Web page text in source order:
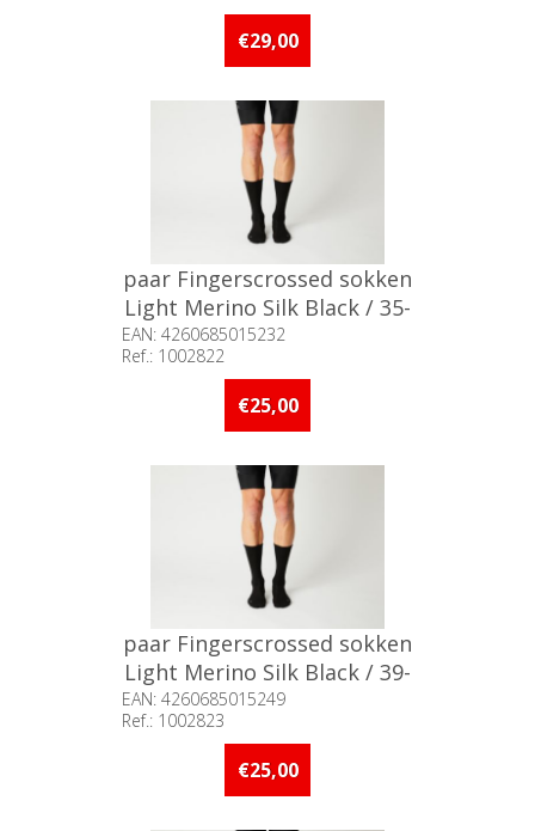
Beschikbaarheid:: Niet voorradig
€29,00
paar Fingerscrossed sokken
Light Merino Silk Black / 35-
38
EAN: 4260685015232
Ref.: 1002822
Beschikbaarheid:: 5 stuks of
meer op voorraad
€25,00
paar Fingerscrossed sokken
Light Merino Silk Black / 39-
42
EAN: 4260685015249
Ref.: 1002823
Beschikbaarheid:: 5 stuks of
meer op voorraad
€25,00